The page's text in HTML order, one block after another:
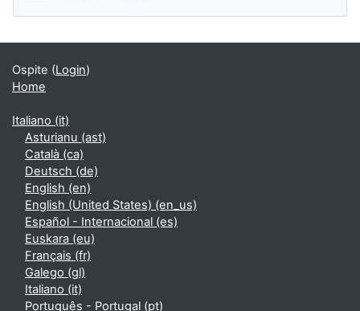
Ospite (Login)
Home
Italiano ‎(it)‎
Asturianu ‎(ast)‎
Català ‎(ca)‎
Deutsch ‎(de)‎
English ‎(en)‎
English (United States) ‎(en_us)‎
Español - Internacional ‎(es)‎
Euskara ‎(eu)‎
Français ‎(fr)‎
Galego ‎(gl)‎
Italiano ‎(it)‎
Português - Portugal ‎(pt)‎